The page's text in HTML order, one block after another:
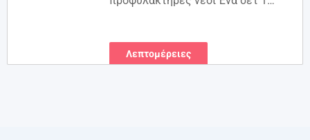
κομμάτι με προστατευτική πινακίδα,
1 πίσω προφυλακτήρα σε 3 μέρη,
Λεπτομέρειες